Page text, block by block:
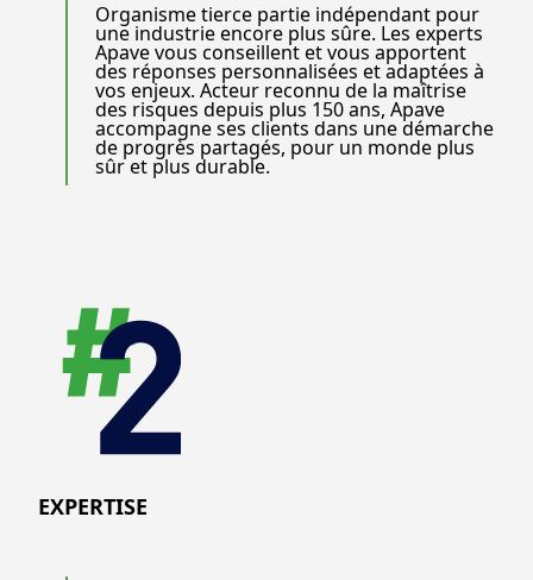
Organisme tierce partie indépendant pour
une industrie encore plus sûre. Les experts
Apave vous conseillent et vous apportent
des réponses personnalisées et adaptées à
vos enjeux. Acteur reconnu de la maîtrise
des risques depuis plus 150 ans, Apave
accompagne ses clients dans une démarche
de progrès partagés, pour un monde plus
sûr et plus durable.
EXPERTISE